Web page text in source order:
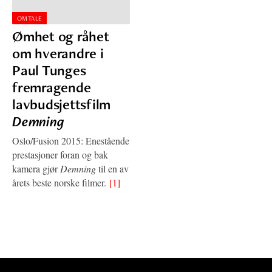
OMTALE
Ømhet og råhet
om hverandre i
Paul Tunges
fremragende
lavbudsjettsfilm
Demning
Oslo/Fusion 2015: Enestående
prestasjoner foran og bak
kamera gjørDemningtil en av
årets beste norske filmer. [1]